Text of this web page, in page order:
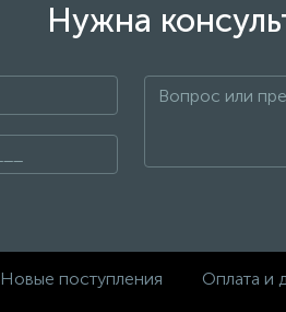
Нужна
Новые поступления Оплата и